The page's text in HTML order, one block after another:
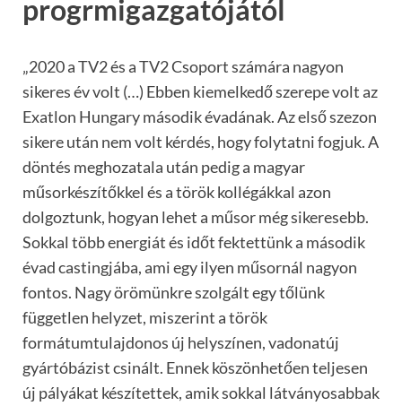
progrmigazgatójától
„2020 a TV2 és a TV2 Csoport számára nagyon
sikeres év volt (…) Ebben kiemelkedő szerepe volt az
Exatlon Hungary második évadának. Az első szezon
sikere után nem volt kérdés, hogy folytatni fogjuk. A
döntés meghozatala után pedig a magyar
műsorkészítőkkel és a török kollégákkal azon
dolgoztunk, hogyan lehet a műsor még sikeresebb.
Sokkal több energiát és időt fektettünk a második
évad castingjába, ami egy ilyen műsornál nagyon
fontos. Nagy örömünkre szolgált egy tőlünk
független helyzet, miszerint a török
formátumtulajdonos új helyszínen, vadonatúj
gyártóbázist csinált. Ennek köszönhetően teljesen
új pályákat készítettek, amik sokkal látványosabbak